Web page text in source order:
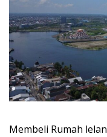
Membeli Rumah